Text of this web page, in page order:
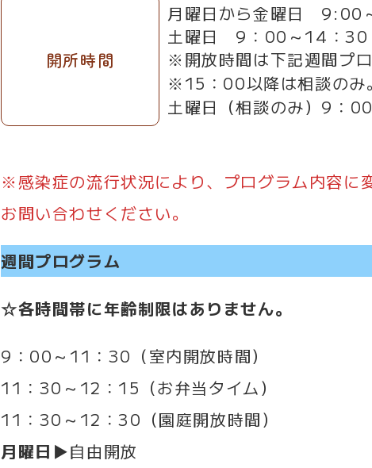
開所時間
月曜日から金曜日 9:00
土曜日 9：00～14：30
※開放時間は下記週間プ
※15：00以降は相談のみ。
土曜日（相談のみ）9：
※感染症の流行状況により、プログラム内容に
お問い合わせください。
週間プログラム
☆各時間帯に年齢制限はありません。
9：00～11：30（室内開放時間）
11：30～12：15（お弁当タイム）
11：30～12：30（園庭開放時間）
月曜日▶自由開放